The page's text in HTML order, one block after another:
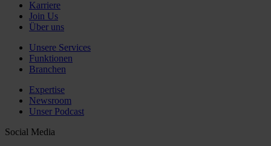
Karriere
Join Us
Über uns
Unsere Services
Funktionen
Branchen
Expertise
Newsroom
Unser Podcast
Social Media